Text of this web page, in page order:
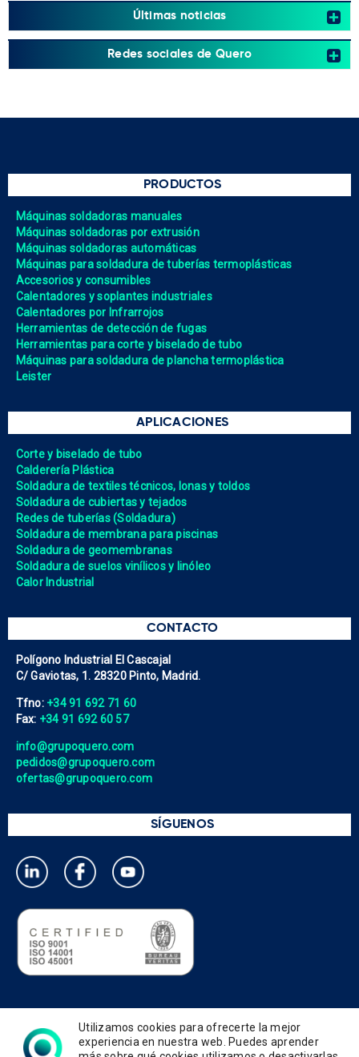
Últimas noticias
Redes sociales de Quero
PRODUCTOS
Máquinas soldadoras manuales
Máquinas soldadoras por extrusión
Máquinas soldadoras automáticas
Máquinas para soldadura de tuberías termoplásticas
Accesorios y consumibles
Calentadores y soplantes industriales
Calentadores por Infrarrojos
Herramientas de detección de fugas
Herramientas para corte y biselado de tubo
Máquinas para soldadura de plancha termoplástica
Leister
APLICACIONES
Corte y biselado de tubo
Calderería Plástica
Soldadura de textiles técnicos, lonas y toldos
Soldadura de cubiertas y tejados
Redes de tuberías (Soldadura)
Soldadura de membrana para piscinas
Soldadura de geomembranas
Soldadura de suelos vinílicos y linóleo
Calor Industrial
CONTACTO
Polígono Industrial El Cascajal
C/ Gaviotas, 1. 28320 Pinto, Madrid.
Tfno: +34 91 692 71 60
Fax: +34 91 692 60 57
info@grupoquero.com
pedidos@grupoquero.com
ofertas@grupoquero.com
SÍGUENOS
Política de privacidad
Política de cookies
Utilizamos cookies para ofrecerte la mejor
experiencia en nuestra web. Puedes aprender